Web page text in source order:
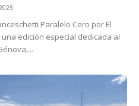
Paralelo Cero por El
edición especial dedicada al